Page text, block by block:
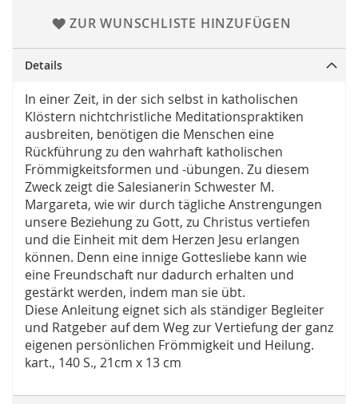
ZUR WUNSCHLISTE HINZUFÜGEN
Details
In einer Zeit, in der sich selbst in katholischen
Klöstern nichtchristliche Meditationspraktiken
ausbreiten, benötigen die Menschen eine
Rückführung zu den wahrhaft katholischen
Frömmigkeitsformen und -übungen. Zu diesem
Zweck zeigt die Salesianerin Schwester M.
Margareta, wie wir durch tägliche Anstrengungen
unsere Beziehung zu Gott, zu Christus vertiefen
und die Einheit mit dem Herzen Jesu erlangen
können. Denn eine innige Gottesliebe kann wie
eine Freundschaft nur dadurch erhalten und
gestärkt werden, indem man sie übt.
Diese Anleitung eignet sich als ständiger Begleiter
und Ratgeber auf dem Weg zur Vertiefung der ganz
eigenen persönlichen Frömmigkeit und Heilung.
kart., 140 S., 21cm x 13 cm